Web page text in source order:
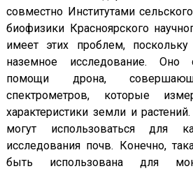
совместно Институтами
биофизики Красноярского
имеет этих проблем, поскольку
наземное исследование. Оно
помощи дрона,
спектрометров, которые
характеристики земли и
могут использоваться для
исследования почв. Конечно,
быть использована для